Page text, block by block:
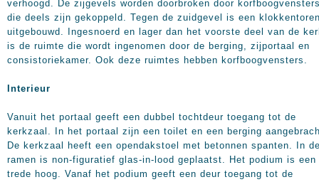
verhoogd. De zijgevels worden doorbroken door
die deels zijn gekoppeld. Tegen de zuidgevel is een
uitgebouwd. Ingesnoerd en lager dan het voorste deel van de
is de ruimte die wordt ingenomen door de berging, zijportaal en
consistoriekamer. Ook deze ruimtes hebben korfboogvensters.
Interieur
Vanuit het portaal geeft een dubbel tochtdeur toegang tot de
kerkzaal. In het portaal zijn een toilet en een berging
De kerkzaal heeft een opendakstoel met betonnen spanten. In
ramen is non-figuratief glas-in-lood geplaatst. Het podium is een
trede hoog. Vanaf het podium geeft een deur toegang tot de